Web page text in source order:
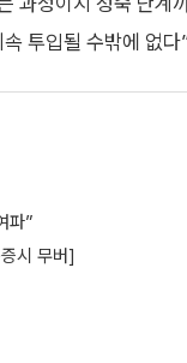
투입될 수밖에 없다
파”
시 무버]